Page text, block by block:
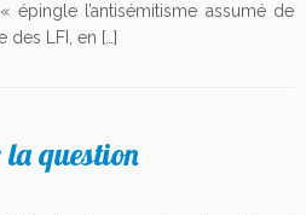
épingle l’antisémitisme assumé de
des LFI, en […]
question